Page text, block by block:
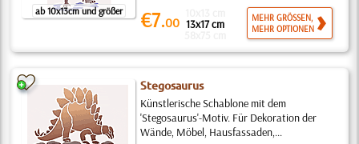
ab 10x13cm und größer €7.00 13x17 cm
MEHR GRÖSSEN,
MEHR OPTIONEN
Stegosaurus
Künstlerische Schablone mit dem
'Stegosaurus'-Motiv. Für Dekoration der
Wände, Möbel, Hausfassaden,...